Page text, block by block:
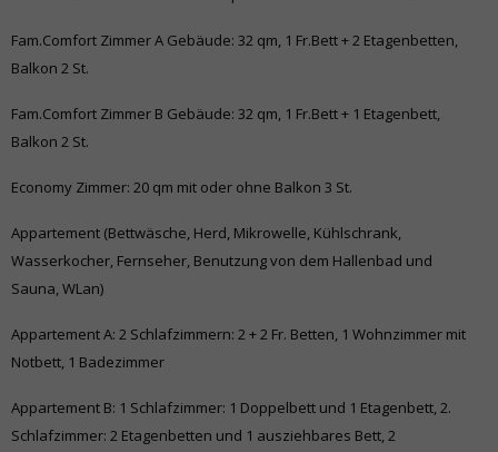
Fam.Comfort Zimmer A Gebäude: 32 qm, 1 Fr.Bett + 2 Etagenbetten,
Balkon 2 St.
Fam.Comfort Zimmer B Gebäude: 32 qm, 1 Fr.Bett + 1 Etagenbett,
Balkon 2 St.
Economy Zimmer: 20 qm mit oder ohne Balkon 3 St.
Appartement (Bettwäsche, Herd, Mikrowelle, Kühlschrank,
Wasserkocher, Fernseher, Benutzung von dem Hallenbad und
Sauna, WLan)
Appartement A: 2 Schlafzimmern: 2 + 2 Fr. Betten, 1 Wohnzimmer mit
Notbett, 1 Badezimmer
Appartement B: 1 Schlafzimmer: 1 Doppelbett und 1 Etagenbett, 2.
Schlafzimmer: 2 Etagenbetten und 1 ausziehbares Bett, 2